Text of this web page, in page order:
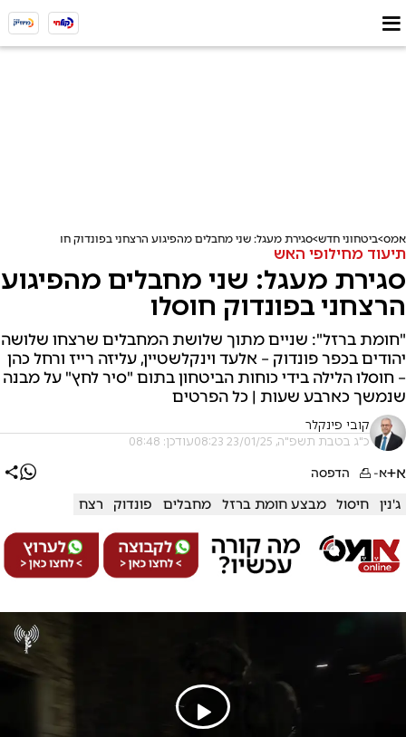
אמס ביטחוני חדש סגירת מעגל: שני מחבלים מהפיגוע הרצחני בפונדוק חוסלו
תיעוד מחילופי האש
סגירת מעגל: שני מחבלים מהפיגוע
הרצחני בפונדוק חוסלו
"חומת ברזל": שניים מתוך שלושת המחבלים שרצחו שלושה
יהודים בכפר פונדוק – אלעד וינקלשטיין, עליזה רייז ורחל כהן
– חוסלו הלילה בידי כוחות הביטחון בתום "סיר לחץ" על מבנה
שנמשך כארבע שעות | כל הפרטים
קובי פינקלר
כ"ג בטבת תשפ"ה, 23/01/25 08:23 עודכן: 08:48
א+א- הדפסה
ג'נין חיסול מבצע חומת ברזל מחבלים פונדוק רצח